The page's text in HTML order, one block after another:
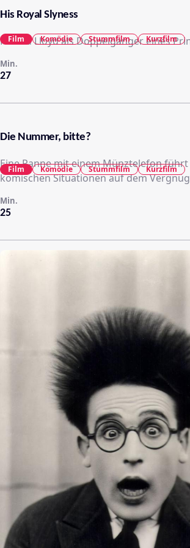
His Royal Slyness
Harold Lloyd als Doppelgänger eines
27
Min.
Film Komödie Stummfilm Kurzfilm
Die Nummer, bitte?
Eine Panne mit einem Münztelefon
komischen Situationen auf dem
25
Min.
Film Komödie Stummfilm Kurzfilm